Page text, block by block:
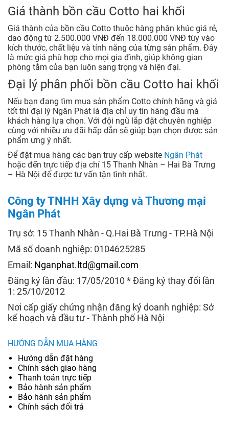
Giá thành bồn cầu Cotto hai khối
Giá thành của bồn cầu Cotto thuộc hàng phân khúc giá rẻ,
dao động từ 2.500.000 VNĐ đến 18.000.000 VNĐ tùy vào
kích thước, chất liệu và tính năng của từng sản phẩm. Đây
là mức giá phù hợp cho mọi gia đình, giúp không gian
phòng tắm của bạn luôn sang trọng và hiện đại.
Đại lý phân phối bồn cầu Cotto hai khối
Nếu bạn đang tìm mua sản phẩm Cotto chính hãng và giá
tốt thì đại lý Ngân Phát là địa chỉ uy tín hàng đầu mà
khách hàng lựa chọn. Với đội ngũ lắp đặt chuyên nghiệp
cùng với nhiều ưu đãi hấp dẫn sẽ giúp bạn chọn được sản
phẩm ưng ý nhất.
Để đặt mua hàng các bạn truy cấp website Ngân Phát
hoặc đến trực tiếp địa chỉ 15 Thanh Nhàn – Hai Bà Trưng
– Hà Nội để được tư vấn tận tình nhất.
Công ty TNHH Xây dựng và Thương mại
Ngân Phát
Trụ sở: 15 Thanh Nhàn - Q.Hai Bà Trưng - TP.Hà Nội
Mã số doanh nghiệp: 0104625285
Email: Nganphat.ltd@gmail.com
Đăng ký lần đầu: 17/05/2010 * Đăng ký thay đổi lần
1: 25/10/2012
Nơi cấp giấy chứng nhận đăng ký doanh nghiệp: Sở
kế hoạch và đầu tư - Thành phố Hà Nội
HƯỚNG DẪN MUA HÀNG
Hướng dẫn đặt hàng
Chính sách giao hàng
Thanh toán trực tiếp
Bảo hành sản phẩm
Bảo hành sản phẩm
Chính sách đổi trả